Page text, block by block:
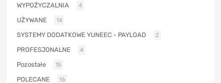
WYPOŻYCZALNIA 4
UŻYWANE 14
SYSTEMY DODATKOWE YUNEEC - PAYLOAD 2
PROFESJONALNE 4
Pozostałe 15
POLECANE 16